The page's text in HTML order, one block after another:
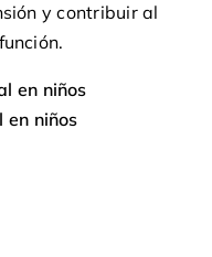
y contribuir al
en niños